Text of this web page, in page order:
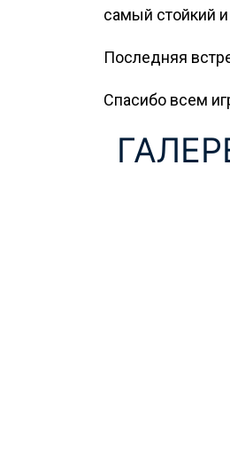
самый стойкий
Последняя
Спасибо всем